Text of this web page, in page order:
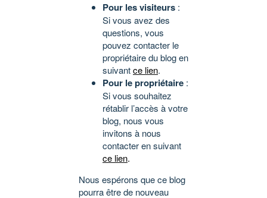
Pour les visiteurs :
Si vous avez des
questions, vous
pouvez contacter le
propriétaire du blog en
suivantce lien.
Pour le propriétaire :
Si vous souhaitez
rétablir l’accès à votre
blog, nous vous
invitons à nous
contacter en suivant
ce lien.
Nous espérons que ce blog
pourra être de nouveau